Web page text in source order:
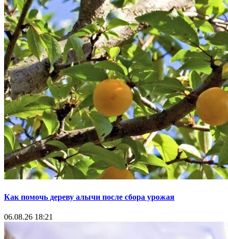
Как помочь дереву алычи после сбора урожая
06.08.26 18:21